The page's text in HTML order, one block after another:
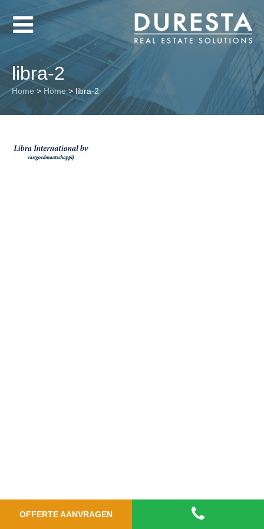
OFFERTE AANVRAGEN
libra-2
Home > Home > libra-2